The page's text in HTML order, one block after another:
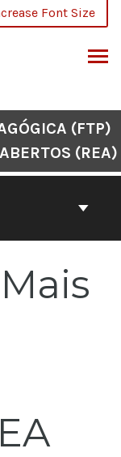
Font Size
(FTP)
(REA)